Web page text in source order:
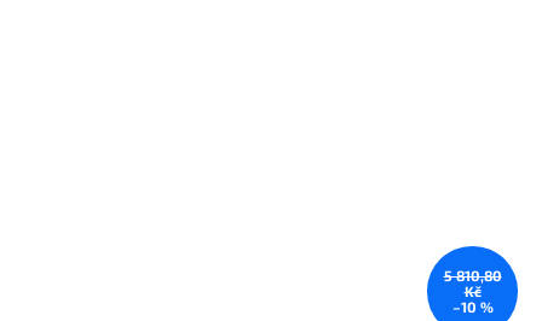
5 810,80
Kč
–10 %